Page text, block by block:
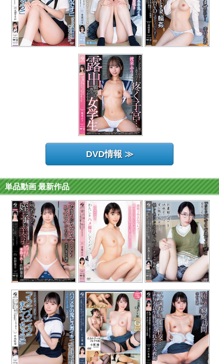
DVD情報 ≫
単品動画 最新作品